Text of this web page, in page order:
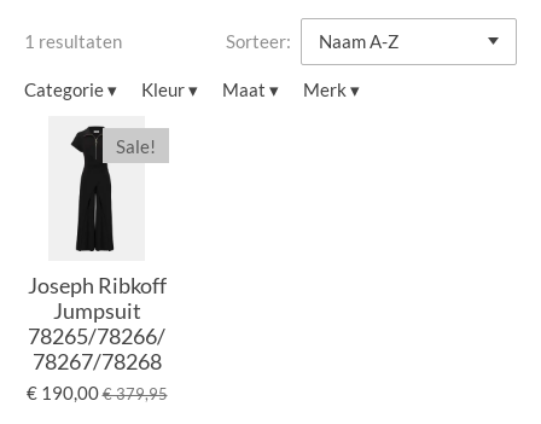
1 resultaten Sorteer:
Categorie▾ Kleur▾ Maat ▾ Merk ▾
Sale!
Joseph Ribkoff
Jumpsuit
78265/78266/
78267/78268
€ 190,00€ 379,95